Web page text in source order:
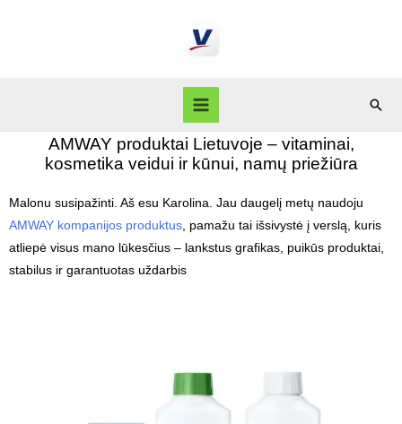
AMWAY produktai Lietuvoje – vitaminai,
kosmetika veidui ir kūnui, namų priežiūra
Malonu susipažinti. Aš esu Karolina. Jau daugelį metų naudoju
AMWAY kompanijos produktus, pamažu tai išsivystė į verslą, kuris
atliepė visus mano lūkesčius – lankstus grafikas, puikūs produktai,
stabilus ir garantuotas uždarbis